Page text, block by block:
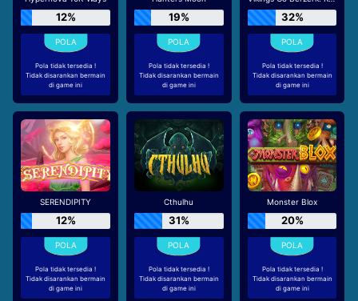
12%
Pola tidak tersedia !
Tidak disarankan bermain
di game ini
19%
Pola tidak tersedia !
Tidak disarankan bermain
di game ini
32%
Pola tidak tersedia !
Tidak disarankan bermain
di game ini
SERENDIPITY
12%
Pola tidak tersedia !
Tidak disarankan bermain
di game ini
Cthulhu
31%
Pola tidak tersedia !
Tidak disarankan bermain
di game ini
Monster Blox
20%
Pola tidak tersedia !
Tidak disarankan bermain
di game ini